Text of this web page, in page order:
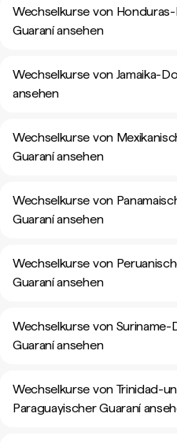
Wechselkurse von
Guaraní ansehen
Wechselkurse von Jamaika-
ansehen
Wechselkurse von
Guaraní ansehen
Wechselkurse von
Guaraní ansehen
Wechselkurse von
Guaraní ansehen
Wechselkurse von Suriname-
Guaraní ansehen
Wechselkurse von Trinidad-
Paraguayischer Guaraní